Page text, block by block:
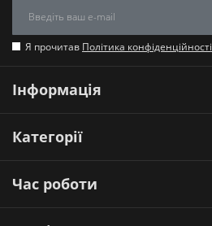
Я прочитав Політика конфіденційності
Інформація
Категорії
Час роботи